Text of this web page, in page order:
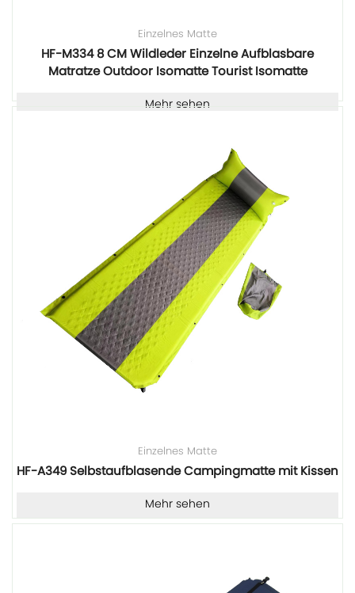
Einzelnes Matte
HF-M334 8 CM Wildleder Einzelne Aufblasbare
Matratze Outdoor Isomatte Tourist Isomatte
Mehr sehen
Einzelnes Matte
HF-A349 Selbstaufblasende Campingmatte mit Kissen
Mehr sehen